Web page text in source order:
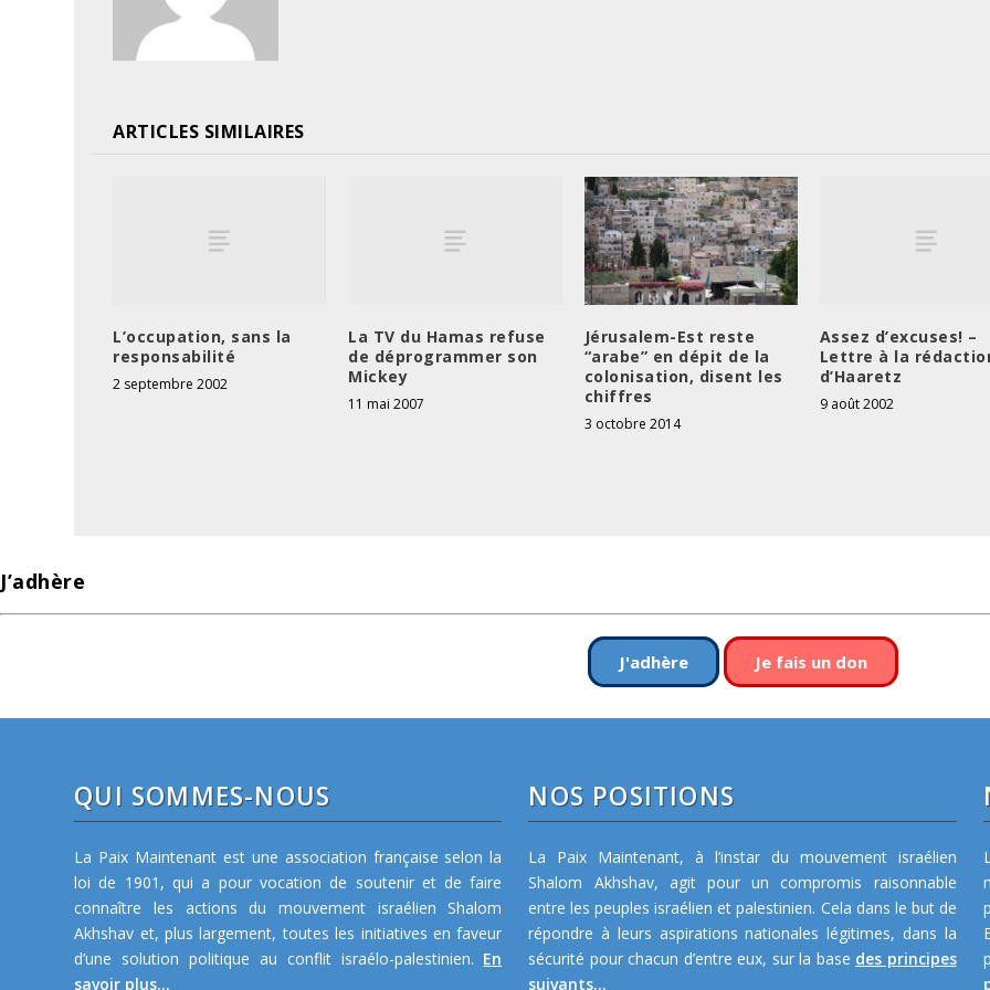
ARTICLES SIMILAIRES
L’occupation, sans la
responsabilité
2 septembre 2002
La TV du Hamas refuse
de déprogrammer son
Mickey
11 mai 2007
Jérusalem-Est reste
“arabe” en dépit de la
colonisation, disent les
chiffres
3 octobre 2014
Assez d’excuses! –
Lettre à la
d’Haaretz
9 août 2002
J’adhère
J'adhère Je fais un don
QUI SOMMES-NOUS
La Paix Maintenant est une association française selon la
loi de 1901, qui a pour vocation de soutenir et de faire
connaître les actions du mouvement israélien Shalom
Akhshav et, plus largement, toutes les initiatives en faveur
d’une solution politique au conflit israélo-palestinien. En
savoir plus...
NOS POSITIONS
La Paix Maintenant, à l’instar du mouvement israélien
Shalom Akhshav, agit pour un compromis raisonnable
entre les peuples israélien et palestinien. Cela dans le but de
répondre à leurs aspirations nationales légitimes, dans la
sécurité pour chacun d’entre eux, sur la base des principes
suivants...